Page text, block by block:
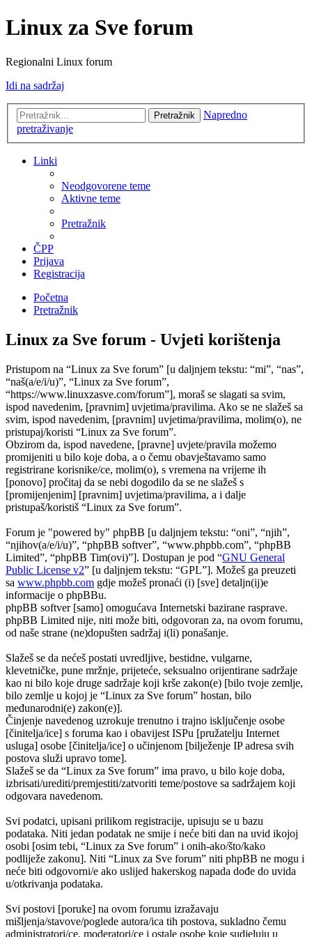
Linux za Sve forum
Regionalni Linux forum
Idi na sadržaj
Pretražnik
Napredno
pretraživanje
Linki
Neodgovorene teme
Aktivne teme
Pretražnik
ČPP
Prijava
Registracija
Početna
Pretražnik
Linux za Sve forum - Uvjeti korištenja
Pristupom na “Linux za Sve forum” [u daljnjem tekstu: “mi”, “nas”,
“naš(a/e/i/u)”, “Linux za Sve forum”,
“https://www.linuxzasve.com/forum”], moraš se slagati sa svim,
ispod navedenim, [pravnim] uvjetima/pravilima. Ako se ne slažeš sa
svim, ispod navedenim, [pravnim] uvjetima/pravilima, molim(o), ne
pristupaj/koristi “Linux za Sve forum”.
Obzirom da, ispod navedene, [pravne] uvjete/pravila možemo
promijeniti u bilo koje doba, a o čemu obavještavamo samo
registrirane korisnike/ce, molim(o), s vremena na vrijeme ih
[ponovo] pročitaj da se nebi dogodilo da se ne slažeš s
[promijenjenim] [pravnim] uvjetima/pravilima, a i dalje
pristupaš/koristiš “Linux za Sve forum”.
Forum je "powered by" phpBB [u daljnjem tekstu: “oni”, “njih”,
“njihov(a/e/i/u)”, “phpBB softver”, “www.phpbb.com”, “phpBB
Limited”, “phpBB Tim(ovi)”]. Dostupan je pod “GNU General
Public License v2” [u daljnjem tekstu: “GPL”]. Možeš ga preuzeti
sa www.phpbb.com gdje možeš pronaći (i) [sve] detaljn(ij)e
informacije o phpBBu.
phpBB softver [samo] omogućava Internetski bazirane rasprave.
phpBB Limited nije, niti može biti, odgovoran za, na ovom forumu,
od naše strane (ne)dopušten sadržaj i(li) ponašanje.
Slažeš se da nećeš postati uvredljive, bestidne, vulgarne,
klevetničke, pune mržnje, prijeteće, seksualno orijentirane sadržaje
kao ni bilo koje druge sadržaje koji krše zakon(e) [bilo tvoje zemlje,
bilo zemlje u kojoj je “Linux za Sve forum” hostan, bilo
međunarodni(e) zakon(e)].
Činjenje navedenog uzrokuje trenutno i trajno isključenje osobe
[činitelja/ice] s foruma kao i obavijest ISPu [pružatelju Internet
usluga] osobe [činitelja/ice] o učinjenom [bilježenje IP adresa svih
postova služi upravo tome].
Slažeš se da “Linux za Sve forum” ima pravo, u bilo koje doba,
izbrisati/urediti/premjestiti/zatvoriti teme/postove sa sadržajem koji
odgovara navedenom.
Svi podatci, upisani prilikom registracije, upisuju se u bazu
podataka. Niti jedan podatak ne smije i neće biti dan na uvid ikojoj
osobi [osim tebi, “Linux za Sve forum” i onih-ako/što/kako
podliježe zakonu]. Niti “Linux za Sve forum” niti phpBB ne mogu i
neće biti odgovorni/e ako uslijed hakerskog napada dođe do uvida
u/otkrivanja podataka.
Svi postovi [poruke] na ovom forumu izražavaju
mišljenja/stavove/poglede autora/ica tih postova, sukladno čemu
administratori/ce, moderatori/ce i ostale osobe koje sudjeluju u